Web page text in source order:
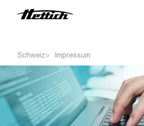
Anwendungen
Marken
Support Center
Schweiz Impressum